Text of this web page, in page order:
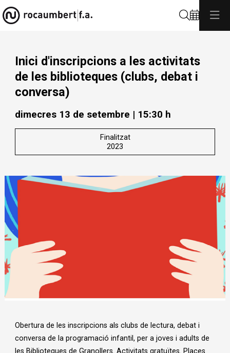
Inici d'inscripcions a les activitats
de les biblioteques (clubs, debat i
conversa)
dimecres 13 de setembre | 15:30 h
Finalitzat
2023
Obertura de les inscripcions als clubs de lectura, debat i
conversa de la programació infantil, per a joves i adults de
les Biblioteques de Granollers. Activitats gratuïtes. Places